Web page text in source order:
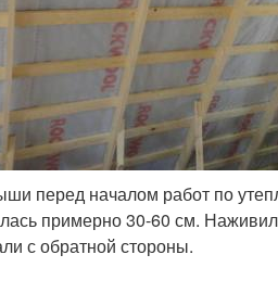
перед началом работ по
примерно 30-60 см.
с обратной стороны.